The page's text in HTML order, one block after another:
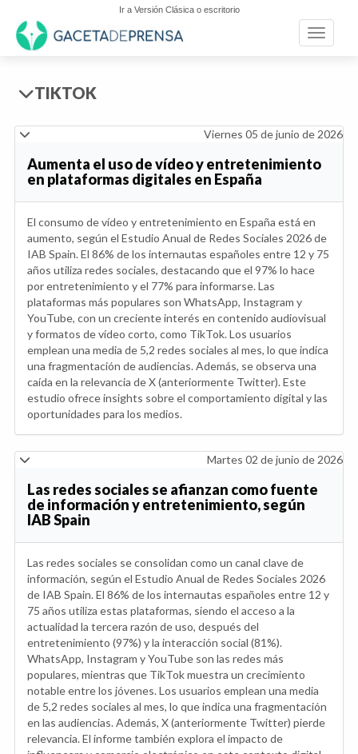
Ir a Versión Clásica o escritorio
Toggle
TIKTOK
Viernes 05 de junio de 2026
Aumenta el uso de vídeo y entretenimiento
en plataformas digitales en España
El consumo de vídeo y entretenimiento en España está en
aumento, según el Estudio Anual de Redes Sociales 2026 de
IAB Spain. El 86% de los internautas españoles entre 12 y 75
años utiliza redes sociales, destacando que el 97% lo hace
por entretenimiento y el 77% para informarse. Las
plataformas más populares son WhatsApp, Instagram y
YouTube, con un creciente interés en contenido audiovisual
y formatos de vídeo corto, como TikTok. Los usuarios
emplean una media de 5,2 redes sociales al mes, lo que indica
una fragmentación de audiencias. Además, se observa una
caída en la relevancia de X (anteriormente Twitter). Este
estudio ofrece insights sobre el comportamiento digital y las
oportunidades para los medios.
Martes 02 de junio de 2026
Las redes sociales se afianzan como fuente
de información y entretenimiento, según
IAB Spain
Las redes sociales se consolidan como un canal clave de
información, según el Estudio Anual de Redes Sociales 2026
de IAB Spain. El 86% de los internautas españoles entre 12 y
75 años utiliza estas plataformas, siendo el acceso a la
actualidad la tercera razón de uso, después del
entretenimiento (97%) y la interacción social (81%).
WhatsApp, Instagram y YouTube son las redes más
populares, mientras que TikTok muestra un crecimiento
notable entre los jóvenes. Los usuarios emplean una media
de 5,2 redes sociales al mes, lo que indica una fragmentación
en las audiencias. Además, X (anteriormente Twitter) pierde
relevancia. El informe también explora el impacto de